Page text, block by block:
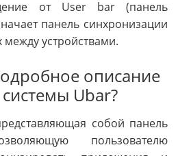
от User bar (панель
панель синхронизации
устройствами.
описание
Ubar?
собой панель
пользователю